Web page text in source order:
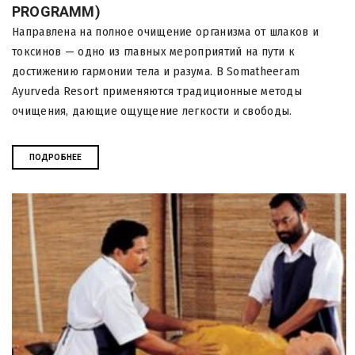
PROGRAMM)
Направлена на полное очищение организма от шлаков и
токсинов — одно из главных мероприятий на пути к
достижению гармонии тела и разума. В Somatheeram
Ayurveda Resort применяются традиционные методы
очищения, дающие ощущение легкости и свободы.
ПОДРОБНЕЕ